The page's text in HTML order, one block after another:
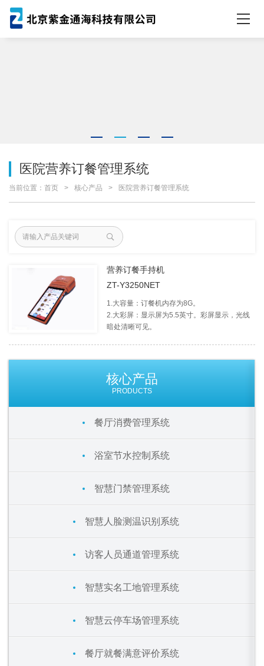
核心产品
PRODUCTS
餐厅消费管理系统
浴室节水控制系统
智慧门禁管理系统
智慧人脸测温识别系统
访客人员通道管理系统
智慧实名工地管理系统
智慧云停车场管理系统
餐厅就餐满意评价系统
医院营养订餐管理系统
当前位置： 首页 核心产品 医院营养订餐管理系统
营养订餐手持机
ZT-Y3250NET
1.大容量：订餐机内存为8G。
2.大彩屏：显示屏为5.5英寸。彩屏显示，光线
暗处清晰可见。